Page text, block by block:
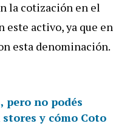
la cotización en el
este activo, ya que en
esta denominación.
pero no podés
y cómo Coto